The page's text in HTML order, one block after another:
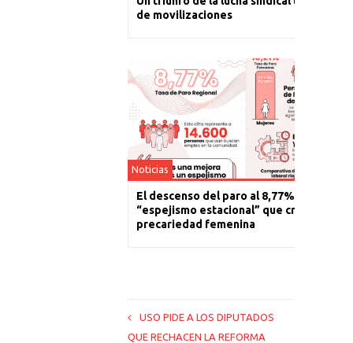
de movilizaciones
Noticias
El descenso del paro al 8,77% es un
“espejismo estacional” que cronifica la
precariedad femenina
USO PIDE A LOS DIPUTADOS
QUE RECHACEN LA REFORMA